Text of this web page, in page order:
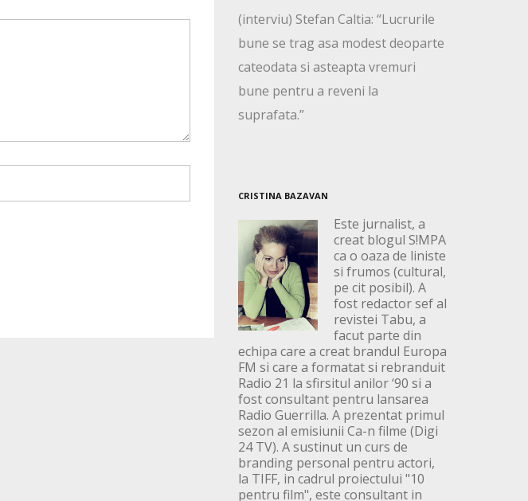
(interviu) Stefan Caltia: “Lucrurile
bune se trag asa modest deoparte
cateodata si asteapta vremuri
bune pentru a reveni la
suprafata.”
CRISTINA BAZAVAN
Este jurnalist, a
creat blogul S!MPA
ca o oaza de liniste
si frumos (cultural,
pe cit posibil). A
fost redactor sef al
revistei Tabu, a
facut parte din
echipa care a creat brandul Europa
FM si care a formatat si rebranduit
Radio 21 la sfirsitul anilor ‘90 si a
fost consultant pentru lansarea
Radio Guerrilla. A prezentat primul
sezon al emisiunii Ca-n filme (Digi
24 TV). A sustinut un curs de
branding personal pentru actori,
la TIFF, in cadrul proiectului "10
pentru film", este consultant in